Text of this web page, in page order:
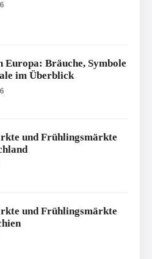
Europa: Bräuche, Symbole
im Überblick
und Frühlingsmärkte
und Frühlingsmärkte